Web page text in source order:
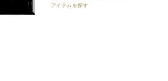
アイテムを探す